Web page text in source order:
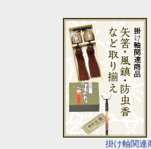
掛け軸関連